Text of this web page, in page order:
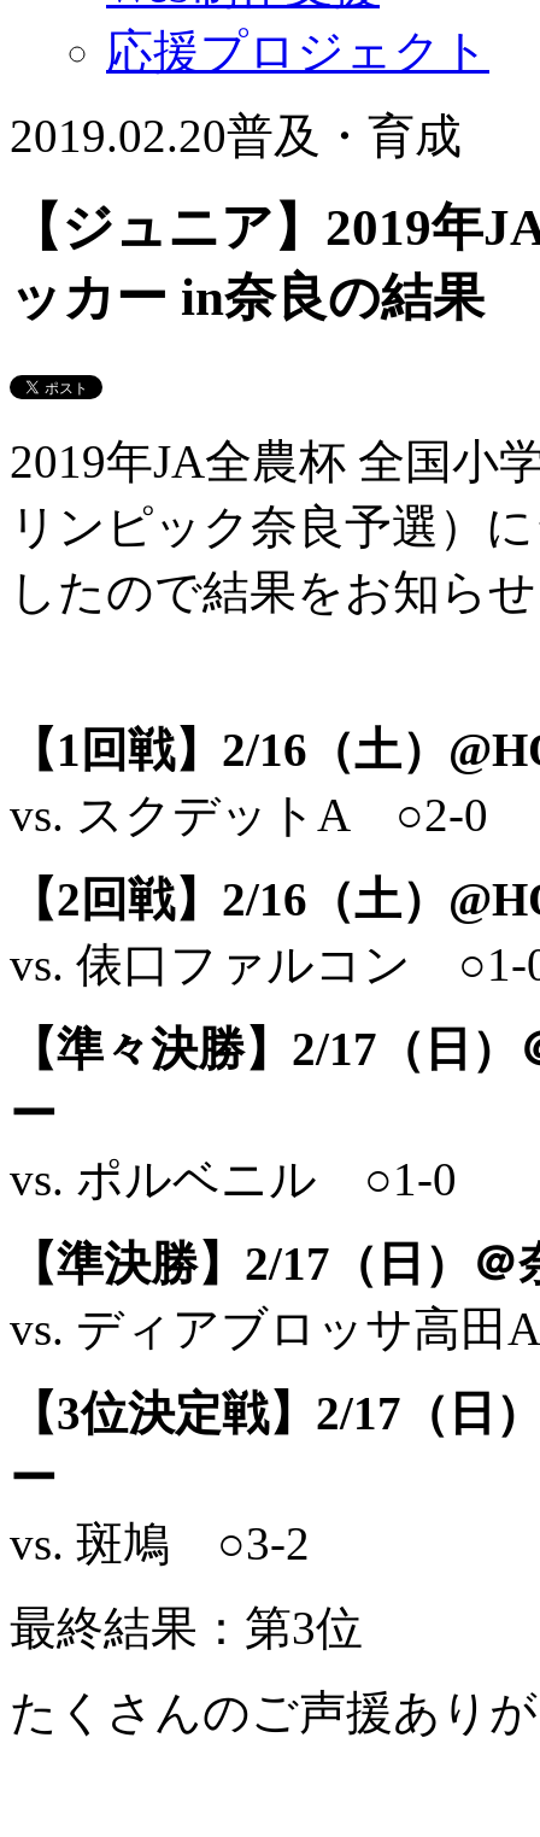
応援プロジェクト
2019.02.20普及・育成
【ジュニア】2019年
ッカー in奈良の結果
2019年JA全農杯 全国小
リンピック奈良予選）
したので結果をお知ら
【1回戦】2/16（土）
vs. スクデットA ○2-0
【2回戦】2/16（土）
vs. 俵口ファルコン ○1-
【準々決勝】2/17（日
ー
vs. ポルベニル ○1-0
【準決勝】2/17（日）
vs. ディアブロッサ高
【3位決定戦】2/17（
ー
vs. 斑鳩 ○3-2
最終結果：第3位
たくさんのご声援あり